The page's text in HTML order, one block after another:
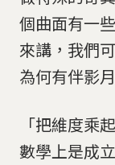
個曲面有一
來講，我們
為何有伴影
「把維度乘
數學上是成